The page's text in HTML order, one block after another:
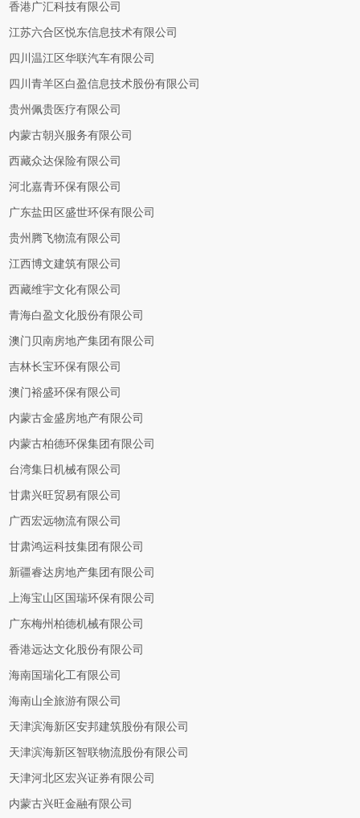
香港广汇科技有限公司
江苏六合区悦东信息技术有限公司
四川温江区华联汽车有限公司
四川青羊区白盈信息技术股份有限公司
贵州佩贵医疗有限公司
内蒙古朝兴服务有限公司
西藏众达保险有限公司
河北嘉青环保有限公司
广东盐田区盛世环保有限公司
贵州腾飞物流有限公司
江西博文建筑有限公司
西藏维宇文化有限公司
青海白盈文化股份有限公司
澳门贝南房地产集团有限公司
吉林长宝环保有限公司
澳门裕盛环保有限公司
内蒙古金盛房地产有限公司
内蒙古柏德环保集团有限公司
台湾集日机械有限公司
甘肃兴旺贸易有限公司
广西宏远物流有限公司
甘肃鸿运科技集团有限公司
新疆睿达房地产集团有限公司
上海宝山区国瑞环保有限公司
广东梅州柏德机械有限公司
香港远达文化股份有限公司
海南国瑞化工有限公司
海南山全旅游有限公司
天津滨海新区安邦建筑股份有限公司
天津滨海新区智联物流股份有限公司
天津河北区宏兴证券有限公司
内蒙古兴旺金融有限公司